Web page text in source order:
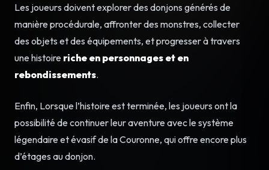
Les joueurs doivent explorer des donjons générés de
manière procédurale, affronter des monstres, collecter
des objets et des équipements, et progresser à travers
une histoire riche en personnages et en
rebondissements.
Enfin, Lorsque l’histoire est terminée, les joueurs ont la
possibilité de continuer leur aventure avec le système
légendaire et évasif de la Couronne, qui offre encore plus
d’étages au donjon.